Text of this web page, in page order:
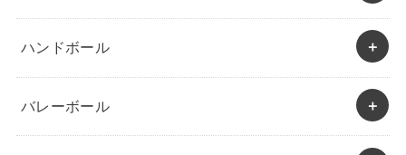
ハンドボール
バレーボール